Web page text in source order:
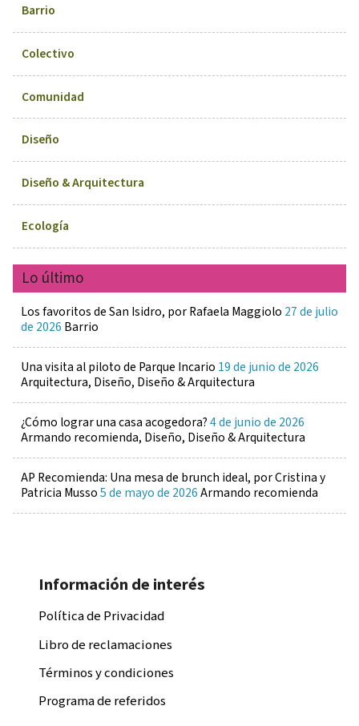
Barrio
Colectivo
Comunidad
Diseño
Diseño & Arquitectura
Ecología
Lo último
Los favoritos de San Isidro, por Rafaela Maggiolo 27 de julio
de 2026 Barrio
Una visita al piloto de Parque Incario 19 de junio de 2026
Arquitectura, Diseño, Diseño & Arquitectura
¿Cómo lograr una casa acogedora?4 de junio de 2026
Armando recomienda, Diseño, Diseño & Arquitectura
AP Recomienda: Una mesa de brunch ideal, por Cristina y
Patricia Musso5 de mayo de 2026Armando recomienda
Información de interés
Política de Privacidad
Libro de reclamaciones
Términos y condiciones
Programa de referidos